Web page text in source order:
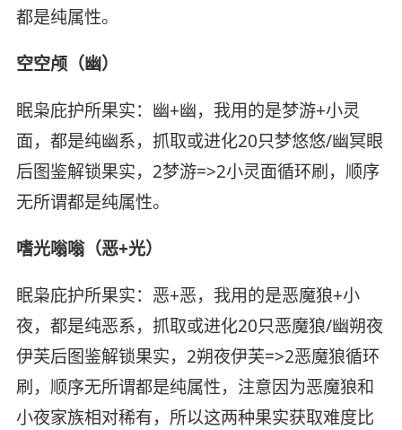
都是纯属性。
空空颅（幽）
眠枭庇护所果实：幽+幽，我用的是梦游+小灵
面，都是纯幽系，抓取或进化20只梦悠悠/幽冥眼
后图鉴解锁果实，2梦游=>2小灵面循环刷，顺序
无所谓都是纯属性。
嗜光嗡嗡（恶+光）
眠枭庇护所果实：恶+恶，我用的是恶魔狼+小
夜，都是纯恶系，抓取或进化20只恶魔狼/幽朔夜
伊芙后图鉴解锁果实，2朔夜伊芙=>2恶魔狼循环
刷，顺序无所谓都是纯属性，注意因为恶魔狼和
小夜家族相对稀有，所以这两种果实获取难度比